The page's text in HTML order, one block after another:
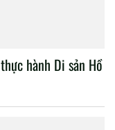
hành Di sản Hồ